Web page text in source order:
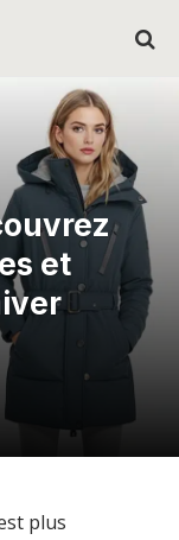
et
plus